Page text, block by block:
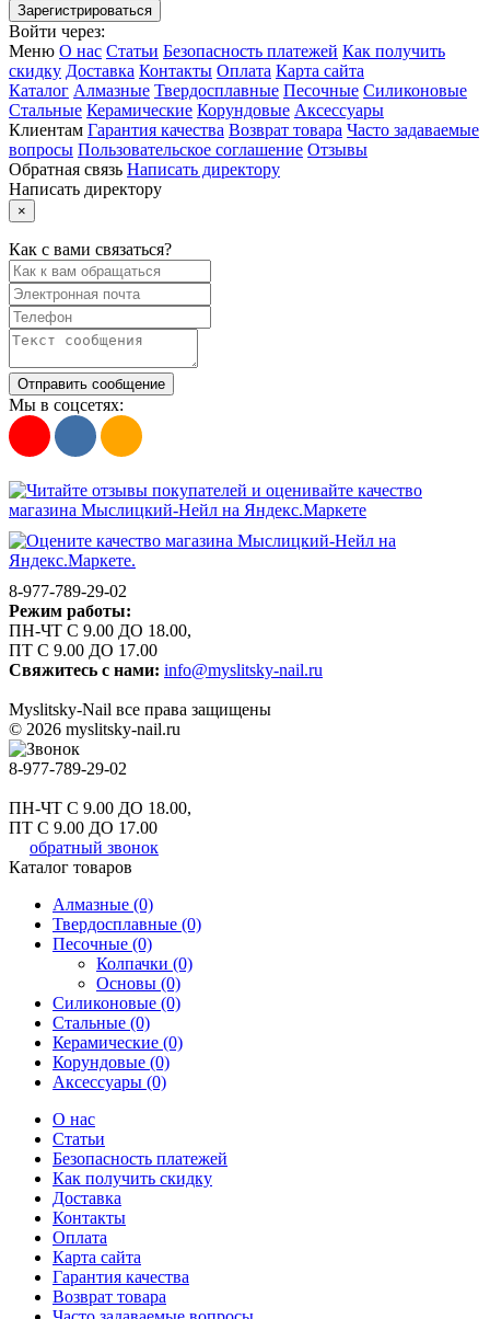
Войти через:
Меню О нас Статьи Безопасность платежей Как получить
скидку Доставка Контакты Оплата Карта сайта
Каталог Алмазные Твердосплавные Песочные Силиконовые
Стальные Керамические Корундовые Аксессуары
Клиентам Гарантия качества Возврат товара Часто задаваемые
вопросы Пользовательское соглашение Отзывы
Обратная связь Написать директору
Написать директору
×
Как с вами связаться?
Отправить сообщение
Мы в соцсетях:
8-977-789-29-02
Режим работы:
ПН-ЧТ С 9.00 ДО 18.00,
ПТ С 9.00 ДО 17.00
Свяжитесь с нами: info@myslitsky-nail.ru
Myslitsky-Nail все права защищены
© 2026 myslitsky-nail.ru
8-977-789-29-02
ПН-ЧТ С 9.00 ДО 18.00,
ПТ С 9.00 ДО 17.00
обратный звонок
Каталог товаров
Алмазные (0)
Твердосплавные (0)
Песочные (0)
Колпачки (0)
Основы (0)
Силиконовые (0)
Стальные (0)
Керамические (0)
Корундовые (0)
Аксессуары (0)
О нас
Статьи
Безопасность платежей
Как получить скидку
Доставка
Контакты
Оплата
Карта сайта
Гарантия качества
Возврат товара